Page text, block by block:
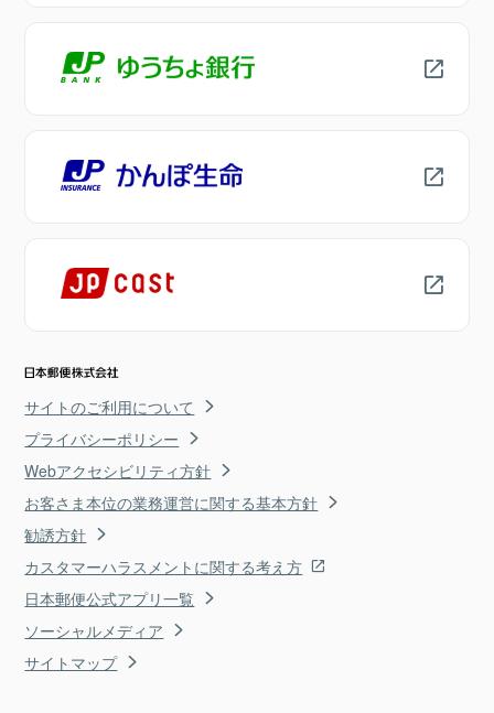
サイトのご利用について
プライバシーポリシー
Webアクセシビリティ方針
お客さま本位の業務運営に関する基本方針
勧誘方針
カスタマーハラスメントに関する考え方
日本郵便公式アプリ一覧
ソーシャルメディア
サイトマップ